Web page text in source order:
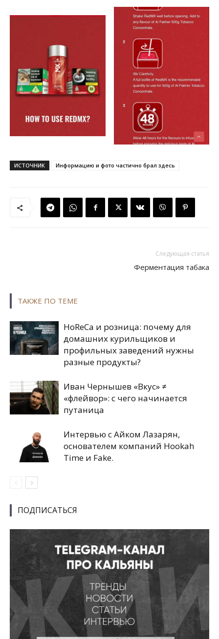
ИСТОЧНИК Информацию и фото частично брал здесь
Следующая статья
Ферментация табака
ТАКЖЕ ПО ТЕМЕ
HoReCa и розница: почему для
домашних курильщиков и
профильных заведений нужны
разные продукты?
Иван Чернышев «Вкус» ≠
«флейвор»: с чего начинается
путаница
Интервью с Айком Лазарян,
основателем компаний Hookah
Time и Fake.
ПОДПИСАТЬСЯ